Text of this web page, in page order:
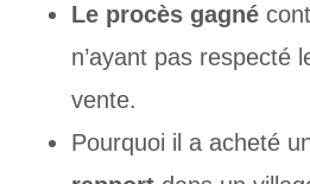
Le procès gagné
n’ayant pas respecté
vente.
Pourquoi il a acheté